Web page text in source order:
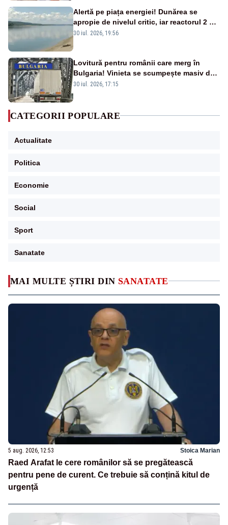
MAI MULTE ȘTIRI DIN SANATATE
5 aug. 2026, 12:53 Stoica Marian
Raed Arafat le cere românilor să se pregătească
pentru pene de curent. Ce trebuie să conțină kitul de
urgență
Alertă pe piața energiei! Dunărea se
apropie de nivelul critic, iar reactorul 2 de
la Cernavodă ar putea fi oprit
30 iul. 2026, 19:56
Lovitură pentru românii care merg în
Bulgaria! Vinieta se scumpește masiv de
la 1 august
30 iul. 2026, 17:15
CATEGORII POPULARE
Actualitate
Politica
Economie
Social
Sport
Sanatate